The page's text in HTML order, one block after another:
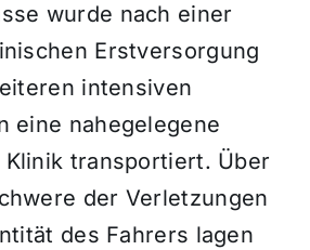
wurde nach einer
Erstversorgung
intensiven
eine nahegelegene
Klinik transportiert. Über
der Verletzungen
des Fahrers lagen